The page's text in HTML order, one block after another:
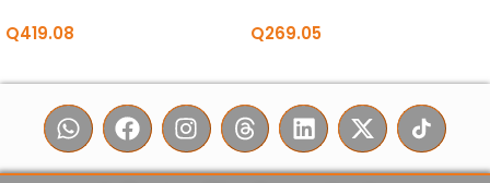
Q419.08 Q269.05